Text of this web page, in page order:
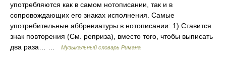
употребляются как в самом нотописании, так и в
сопровождающих его знаках исполнения. Самые
употребительные аббревиатуры в нотописании: 1) Ставится
знак повторения (См. реприза), вместо того, чтобы выписать
два раза… …
Музыкальный словарь Римана